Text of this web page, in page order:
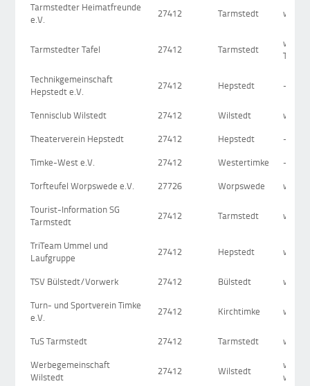
Tarmstedter Heimatfreunde
e.V.
27412 Tarmstedt
Tarmstedter Tafel 27412 Tarmstedt
Technikgemeinschaft
Hepstedt e.V.
27412 Hepstedt -
Tennisclub Wilstedt 27412 Wilstedt
Theaterverein Hepstedt
27412 Hepstedt
-
Timke-West e.V.
27412 Westertimke
-
Torfteufel Worpswede e.V.
27726 Worpswede
Tourist-Information SG
Tarmstedt
27412 Tarmstedt
TriTeam Ummel und
Laufgruppe
27412 Hepstedt
TSV Bülstedt/Vorwerk 27412 Bülstedt
Turn- und Sportverein Timke
e.V.
27412 Kirchtimke
TuS Tarmstedt 27412 Tarmstedt
Werbegemeinschaft
Wilstedt
27412 Wilstedt